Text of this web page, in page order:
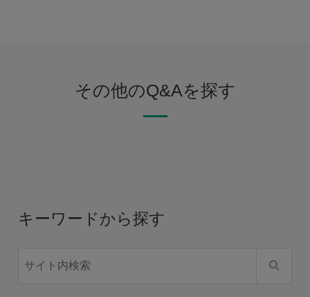
その他のQ&Aを探す
キーワードから探す